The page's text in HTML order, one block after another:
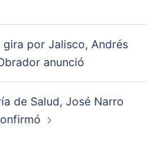
por Jalisco, Andrés
anunció
de Salud, José Narro